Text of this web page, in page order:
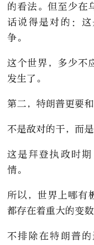
的看法。但至少在
话说得是对的：
争。
这个世界，多少不
发生了。
第二，特朗普更要
不是敌对的干，而是
这是拜登执政时
情。
所以，世界上哪有
都存在着重大的变数
不排除在特朗普